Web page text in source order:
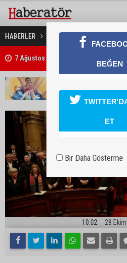
HABERLER DÜNYA Katalonya'nın
Trafik kazasında 85 yaşındaki Turan
10:02 28
BEĞEN
ET
Bir Daha Gösterme